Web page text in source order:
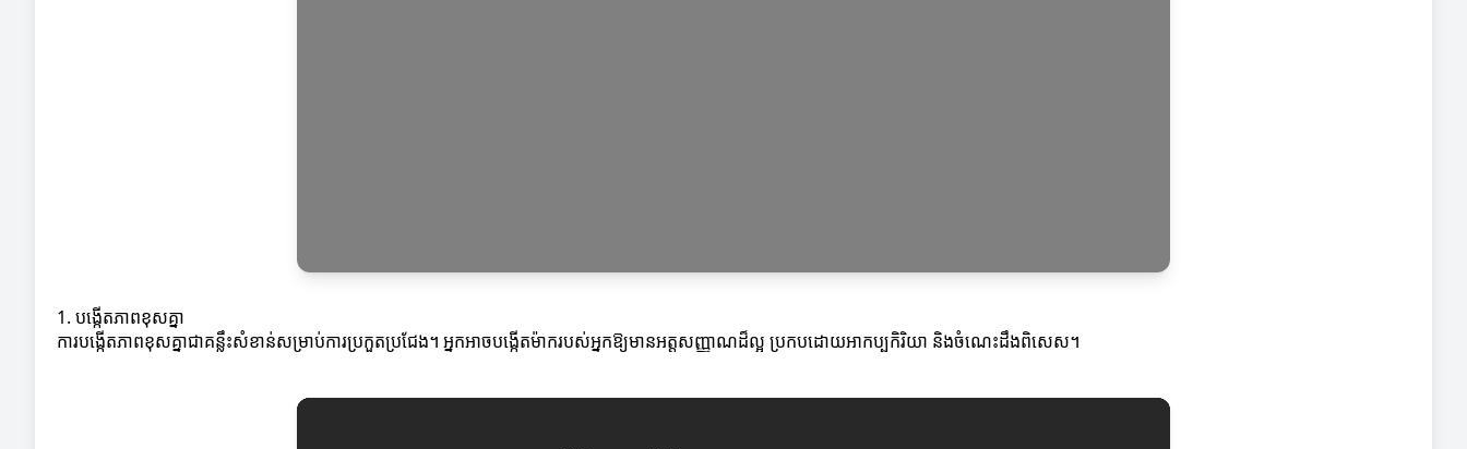
1. បង្កើតភាពខុសគ្នា
ការបង្កើតភាពខុសគ្នាជាគន្លឹះសំខាន់សម្រាប់ការប្រកួតប្រជែង។ អ្នកអាចបង្កើតម៉ាករបស់អ្នកឱ្យមានអត្តសញ្ញាណដ៏ល្អ ប្រកបដោយអាកប្បកិរិយា និងចំណេះដឹងពិសេស។